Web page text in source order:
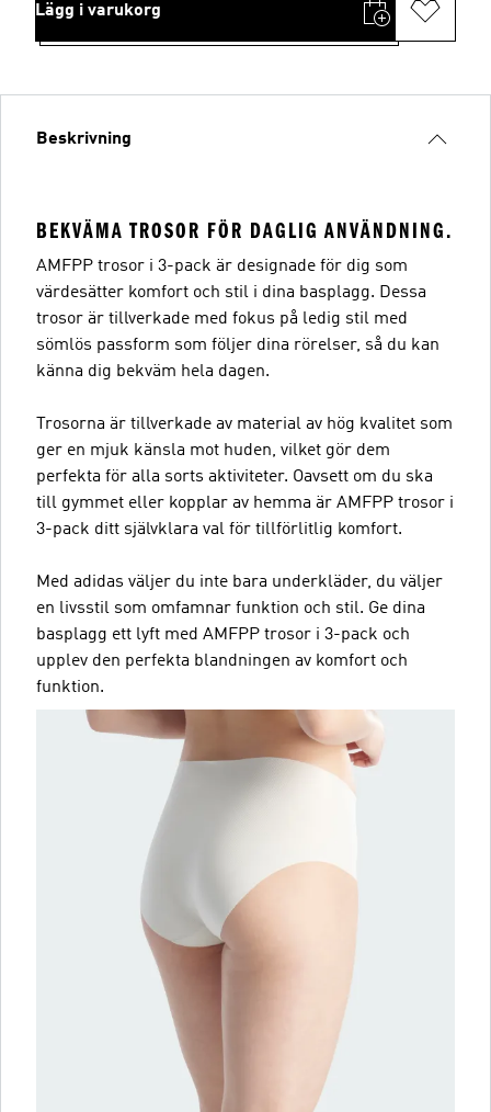
Lägg i varukorg
Beskrivning
BEKVÄMA TROSOR FÖR DAGLIG ANVÄNDNING.
AMFPP trosor i 3-pack är designade för dig som
värdesätter komfort och stil i dina basplagg. Dessa
trosor är tillverkade med fokus på ledig stil med
sömlös passform som följer dina rörelser, så du kan
känna dig bekväm hela dagen.
Trosorna är tillverkade av material av hög kvalitet som
ger en mjuk känsla mot huden, vilket gör dem
perfekta för alla sorts aktiviteter. Oavsett om du ska
till gymmet eller kopplar av hemma är AMFPP trosor i
3-pack ditt självklara val för tillförlitlig komfort.
Med adidas väljer du inte bara underkläder, du väljer
en livsstil som omfamnar funktion och stil. Ge dina
basplagg ett lyft med AMFPP trosor i 3-pack och
upplev den perfekta blandningen av komfort och
funktion.